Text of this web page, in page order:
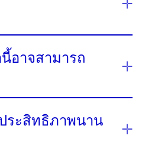
รดำเนินของโรค ยีนบำบัดมี
ม่ทำงานให้กลับมาเป็นปกติ
ษาในระยะยาวด้วยการให้
ดจะเป็นวิธีการที่มีแนวโน้ม
งพันธุกรรม แต่ก็ไม่ใช่วิธี
ผู้ป่วยทุกราย ความเสี่ยง
างกายมีการสร้างแอนติบอดี
ม่สามารถรับการบำบัดด้วย
ารบำบัดด้วยยีน​​อาจมีการ
หลังการรักษา โดย
ยีนที่ใช้ในการบำบัดสูญเสีย
อาจสามารถ
การตรวจเลือดเพื่อตรวจหา
รักษา​สำหรับผู้ป่วย​ ผู้ป่วย
ระสิทธิภาพนาน